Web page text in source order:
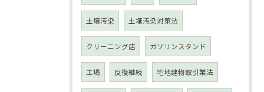
土壌汚染 土壌汚染対策法
クリーニング店 ガソリンスタンド
工場 反復継続 宅地建物取引業法